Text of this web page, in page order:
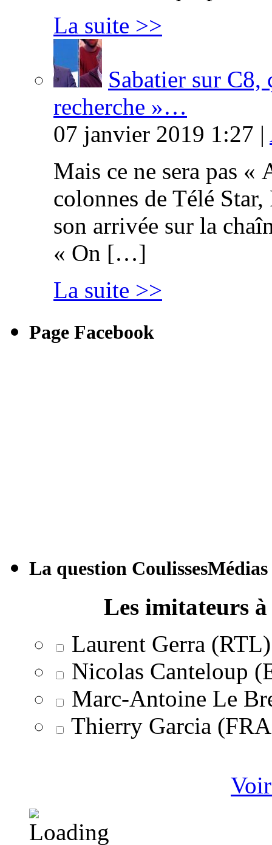
La suite >>
Sabatier sur C8,
recherche »…
07 janvier 2019 1:27 |
Mais ce ne sera pas «
colonnes de Télé
son arrivée sur la
« On […]
La suite >>
Page Facebook
La question CoulissesMédias
Les imitateurs
Laurent Gerra (RTL)
Nicolas Canteloup
Marc-Antoine Le
Thierry Garcia